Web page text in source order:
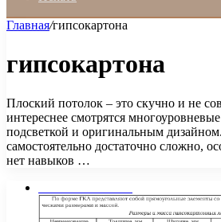
Главная/гипсокартона
гипсокартона
Плоский потолок – это скучно и не
интереснее смотрятся
подсветкой и оригинальным
самостоятельно достаточно сложно,
нет навыков …